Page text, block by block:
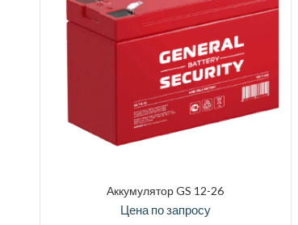
Аккумулятор GS 12-26
Цена по запросу